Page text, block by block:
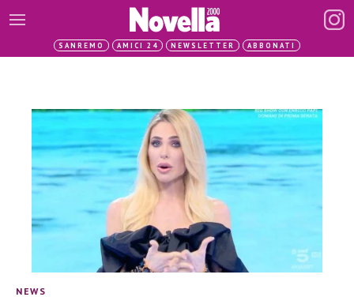
SANREMO AMICI 24 NEWSLETTER ABBONATI
NEWS